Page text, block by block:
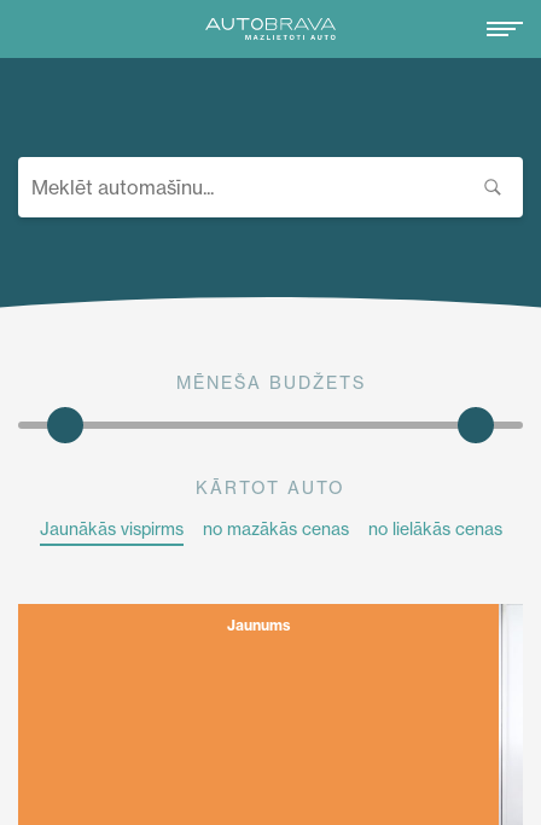
MĒNEŠA BUDŽETS
KĀRTOT AUTO
Jaunākās vispirms
no mazākās cenas no lielākās cenas
Jaunums